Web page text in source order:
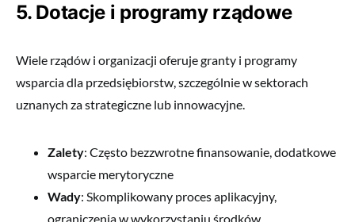
5. Dotacje i programy rządowe
Wiele rządów i organizacji oferuje granty i programy
wsparcia dla przedsiębiorstw, szczególnie w sektorach
uznanych za strategiczne lub innowacyjne.
Zalety: Często bezzwrotne finansowanie, dodatkowe
wsparcie merytoryczne
Wady: Skomplikowany proces aplikacyjny,
ograniczenia w wykorzystaniu środków